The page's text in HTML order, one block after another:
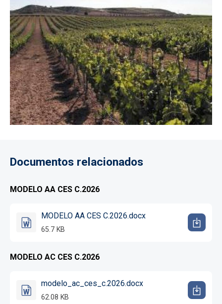
Documentos relacionados
MODELO AA CES C.2026
MODELO AA CES C.2026.docx
65.7 KB
MODELO AC CES C.2026
modelo_ac_ces_c.2026.docx
62.08 KB